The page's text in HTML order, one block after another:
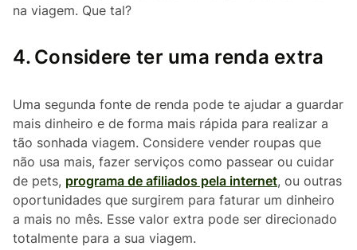
na viagem. Que tal?
4. Considere ter uma renda extra
Uma segunda fonte de renda pode te ajudar a guardar
mais dinheiro e de forma mais rápida para realizar a
tão sonhada viagem. Considere vender roupas que
não usa mais, fazer serviços como passear ou cuidar
de pets, programa de afiliados pela internet, ou outras
oportunidades que surgirem para faturar um dinheiro
a mais no mês. Esse valor extra pode ser direcionado
totalmente para a sua viagem.